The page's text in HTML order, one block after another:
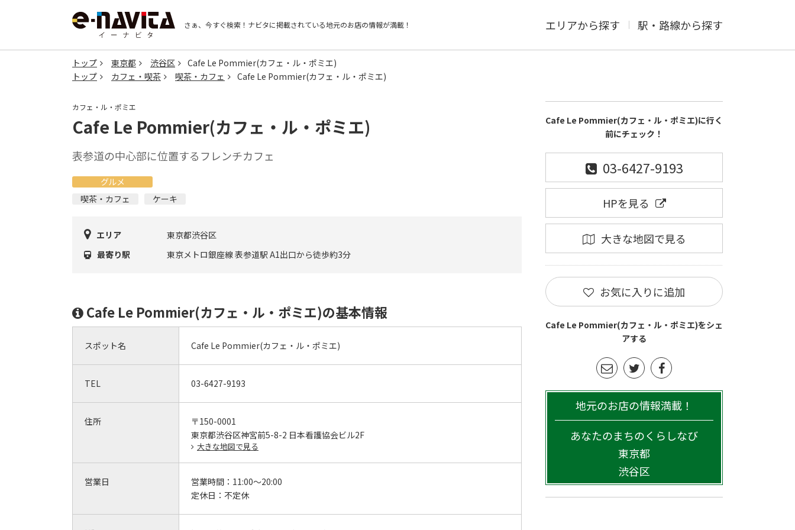
さぁ、今すぐ検索！ ナビタに掲載されている地元のお店の情報が満載！ エリアから探す 駅・路線から探す
トップ 東京都 渋谷区
Cafe Le Pommier(カフェ・ル・ポミエ)
トップ
カフェ・喫茶 喫茶・カフェ Cafe Le Pommier(カフェ・ル・ポミエ)
カフェ・ル・ポミエ
Cafe Le Pommier(カフェ・ル・ポミエ)
表参道の中心部に位置するフレンチカフェ
グルメ
喫茶・カフェ
ケーキ
エリア
東京都渋谷区
最寄り駅
東京メトロ銀座線 表参道駅 A1出口から徒歩約3分
Cafe Le Pommier(カフェ・ル・ポミエ)の基本情報
スポット名 Cafe Le Pommier(カフェ・ル・ポミエ)
TEL 03-6427-9193
住所
〒150-0001
東京都渋谷区神宮前5-8-2 日本看護協会ビル2F
大きな地図で見る
営業日 営業時間： 11:00～20:00
定休日： 不定休
Cafe Le Pommier(カフェ・ル・ポミエ)に行く
前にチェック！
03-6427-9193
HPを見る
大きな地図で見る
お気に入りに追加
Cafe Le Pommier(カフェ・ル・ポミエ)をシェ
アする
地元のお店の情報満載！
あなたのまちのくらしなび
東京都
渋谷区